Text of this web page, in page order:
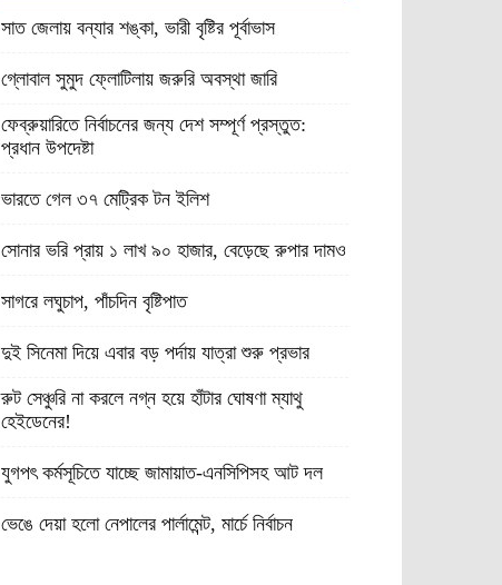
সাত জেলায় বন্যার শঙ্কা, ভারী বৃষ্টির পূর্বাভাস
গ্লোবাল সুমুদ ফ্লোটিলায় জরুরি অবস্থা জারি
ফেব্রুয়ারিতে নির্বাচনের জন্য দেশ সম্পূর্ণ প্রস্তুত:
প্রধান উপদেষ্টা
ভারতে গেল ৩৭ মেট্রিক টন ইলিশ
সোনার ভরি প্রায় ১ লাখ ৯০ হাজার, বেড়েছে রুপার দামও
সাগরে লঘুচাপ, পাঁচদিন বৃষ্টিপাত
দুই সিনেমা দিয়ে এবার বড় পর্দায় যাত্রা শুরু প্রভার
রুট সেঞ্চুরি না করলে নগ্ন হয়ে হাঁটার ঘোষণা ম্যাথু
হেইডেনের!
যুগপৎ কর্মসূচিতে যাচ্ছে জামায়াত-এনসিপিসহ আট দল
ভেঙে দেয়া হলো নেপালের পার্লামেন্ট, মার্চে নির্বাচন